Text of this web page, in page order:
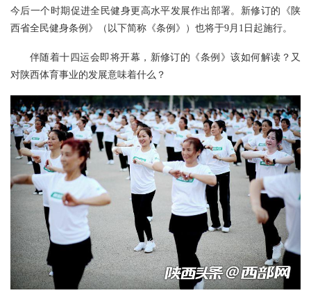
今后一个时期促进全民健身更高水平发展作出部署。新修订的《陕
西省全民健身条例》（以下简称《条例》）也将于9月1日起施行。
伴随着十四运会即将开幕，新修订的《条例》该如何解读？又
对陕西体育事业的发展意味着什么？